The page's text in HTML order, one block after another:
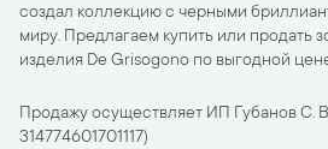
создал коллекцию с черными
миру. Предлагаем купить или продать
изделия De Grisogono по выгодной
Продажу осуществляет ИП Губанов С.
314774601701117)